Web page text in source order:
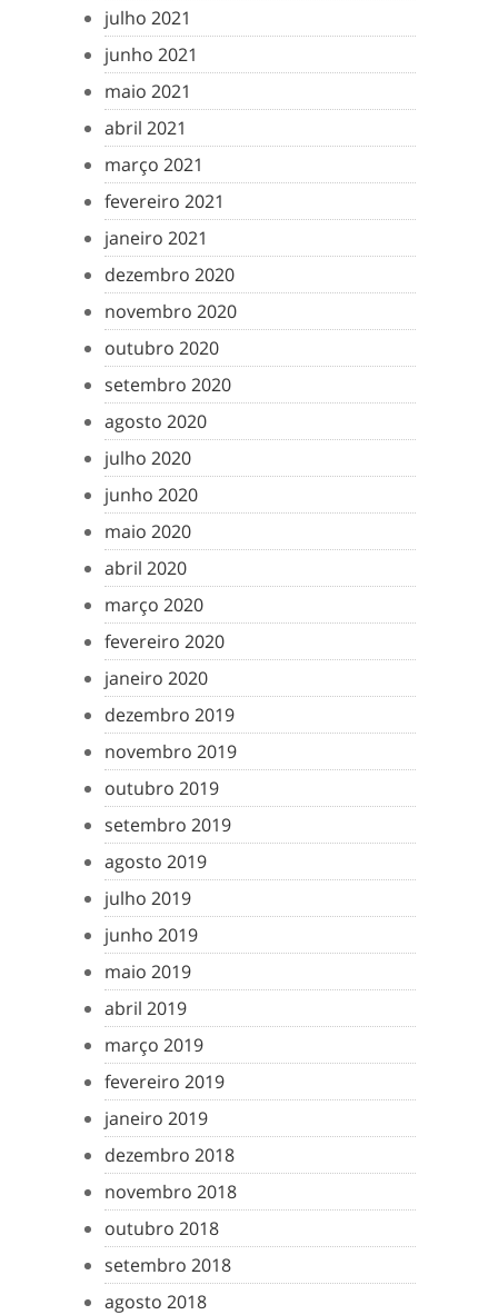
julho 2021
junho 2021
maio 2021
abril 2021
março 2021
fevereiro 2021
janeiro 2021
dezembro 2020
novembro 2020
outubro 2020
setembro 2020
agosto 2020
julho 2020
junho 2020
maio 2020
abril 2020
março 2020
fevereiro 2020
janeiro 2020
dezembro 2019
novembro 2019
outubro 2019
setembro 2019
agosto 2019
julho 2019
junho 2019
maio 2019
abril 2019
março 2019
fevereiro 2019
janeiro 2019
dezembro 2018
novembro 2018
outubro 2018
setembro 2018
agosto 2018